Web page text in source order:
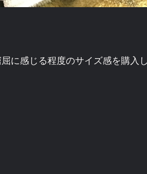
に感じる程度のサイズ感を購入